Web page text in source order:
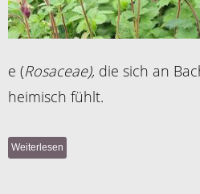
e (Rosaceae), die sich an
heimisch fühlt.
Weiterlesen